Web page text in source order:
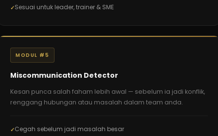
Sesuai untuk leader, trainer & SME
MODUL #5
Miscommunication Detector
Kesan punca salah faham lebih awal — sebelum ia jadi konflik,
renggang hubungan atau masalah dalam team anda.
Cegah sebelum jadi masalah besar